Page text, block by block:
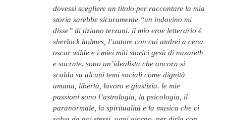
dovessi scegliere un titolo per raccontare la mia
storia sarebbe sicuramente “un indovino mi
disse” di tiziano terzani. il mio eroe letterario è
sherlock holmes, l’autore con cui andrei a cena
oscar wilde e i miei miti storici gesù di nazareth
e socrate. sono un’idealista che ancora si
scalda su alcuni temi sociali come dignità
umana, libertà, lavoro e giustizia. le mie
passioni sono l’astrologia, la psicologia, il
paranormale, la spiritualità e la musica che ci